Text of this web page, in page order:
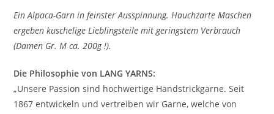
Ein Alpaca-Garn in feinster Ausspinnung. Hauchzarte Maschen
ergeben kuschelige Lieblingsteile mit geringstem Verbrauch
(Damen Gr. M ca. 200g !).
Die Philosophie von LANG YARNS:
„Unsere Passion sind hochwertige Handstrickgarne. Seit
1867 entwickeln und vertreiben wir Garne, welche von